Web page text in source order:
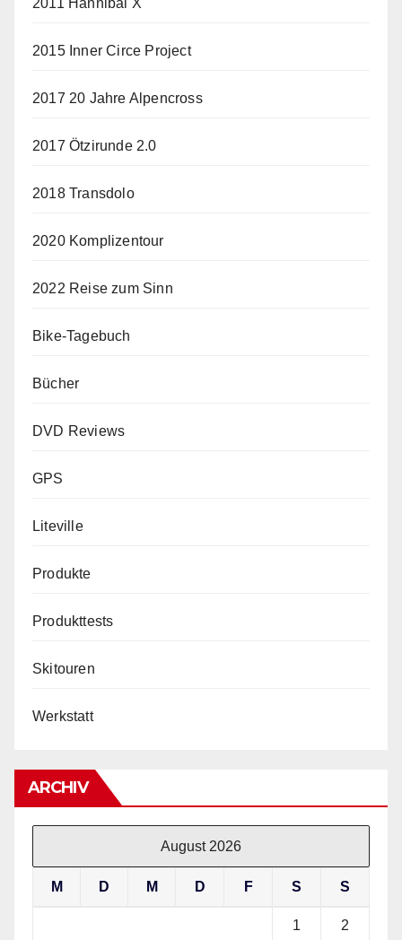
2011 Hannibal X
2015 Inner Circe Project
2017 20 Jahre Alpencross
2017 Ötzirunde 2.0
2018 Transdolo
2020 Komplizentour
2022 Reise zum Sinn
Bike-Tagebuch
Bücher
DVD Reviews
GPS
Liteville
Produkte
Produkttests
Skitouren
Werkstatt
ARCHIV
August 2026
M D M D F S S
1 2